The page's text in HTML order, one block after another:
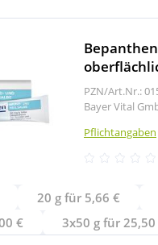
PZN/Art.Nr.:
Bayer Vital
Pflichtangaben
20 g für 5,66 €
€
3x50 g für 25,50